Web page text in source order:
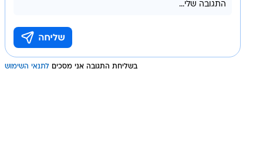
בשליחת התגובה אני מסכים לתנאי השימוש